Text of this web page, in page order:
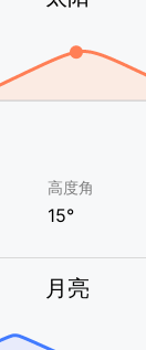
高度角
15°
月亮